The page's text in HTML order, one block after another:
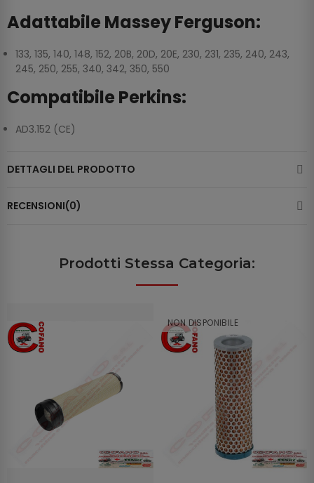
Adattabile Massey Ferguson:
133, 135, 140, 148, 152, 20B, 20D, 20E, 230, 231, 235, 240, 243,
245, 250, 255, 340, 342, 350, 550
Compatibile Perkins:
AD3.152 (CE)
DETTAGLI DEL PRODOTTO
RECENSIONI(0)
Prodotti Stessa Categoria:
NON DISPONIBILE